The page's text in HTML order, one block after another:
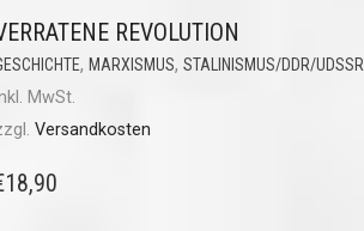
REVOLUTION
, MARXISMUS, STALINISMUS/DDR/UDSSR
MwSt.
Versandkosten
18,90